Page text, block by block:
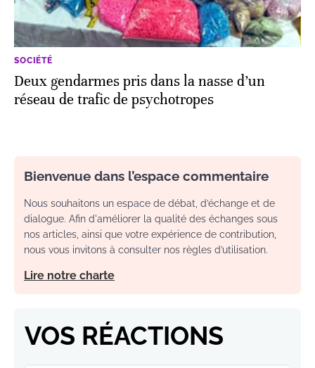
SOCIÉTÉ
Deux gendarmes pris dans la nasse d’un
réseau de trafic de psychotropes
Bienvenue dans l’espace commentaire
Nous souhaitons un espace de débat, d’échange et de
dialogue. Afin d'améliorer la qualité des échanges sous
nos articles, ainsi que votre expérience de contribution,
nous vous invitons à consulter nos règles d’utilisation.
Lire notre charte
VOS RÉACTIONS